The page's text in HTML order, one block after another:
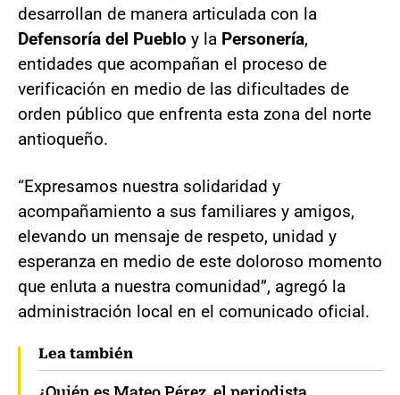
desarrollan de manera articulada con la
Defensoría del Pueblo y la Personería,
entidades que acompañan el proceso de
verificación en medio de las dificultades de
orden público que enfrenta esta zona del norte
antioqueño.
“Expresamos nuestra solidaridad y
acompañamiento a sus familiares y amigos,
elevando un mensaje de respeto, unidad y
esperanza en medio de este doloroso momento
que enluta a nuestra comunidad”, agregó la
administración local en el comunicado oficial.
Lea también